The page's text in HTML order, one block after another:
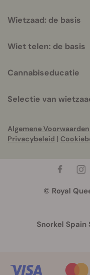
Wietzaad: de basis
Wiet telen: de basis
Cannabiseducatie
Selectie van
Algemene Voorwaarden
Privacybeleid |
© Royal
Snorkel Spain